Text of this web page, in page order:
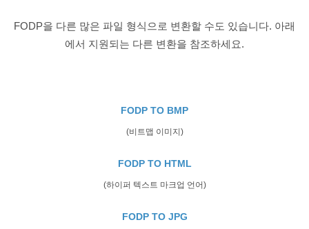
FODP을 다른 많은 파일 형식으로 변환할 수도 있습니다. 아래
에서 지원되는 다른 변환을 참조하세요.
FODP TO BMP
(비트맵 이미지)
FODP TO HTML
(하이퍼 텍스트 마크업 언어)
FODP TO JPG